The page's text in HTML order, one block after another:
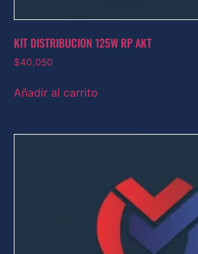
KIT DISTRIBUCION 125W RP AKT
$40,050
Añadir al carrito